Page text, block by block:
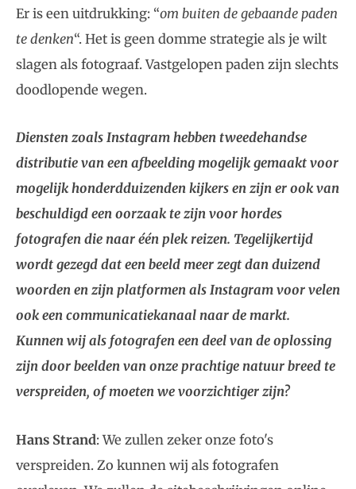
Er is een uitdrukking: “om buiten de gebaande paden
te denken“. Het is geen domme strategie als je wilt
slagen als fotograaf. Vastgelopen paden zijn slechts
doodlopende wegen.
Diensten zoals Instagram hebben tweedehandse
distributie van een afbeelding mogelijk gemaakt voor
mogelijk honderdduizenden kijkers en zijn er ook van
beschuldigd een oorzaak te zijn voor hordes
fotografen die naar één plek reizen. Tegelijkertijd
wordt gezegd dat een beeld meer zegt dan duizend
woorden en zijn platformen als Instagram voor velen
ook een communicatiekanaal naar de markt.
Kunnen wij als fotografen een deel van de oplossing
zijn door beelden van onze prachtige natuur breed te
verspreiden, of moeten we voorzichtiger zijn?
Hans Strand: We zullen zeker onze foto's
verspreiden. Zo kunnen wij als fotografen